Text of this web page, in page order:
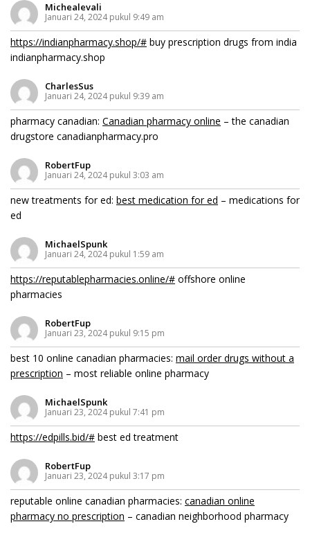
Michealevali
Januari 24, 2024 pukul 9:49 am
https://indianpharmacy.shop/# buy prescription drugs from india
indianpharmacy.shop
CharlesSus
Januari 24, 2024 pukul 9:39 am
pharmacy canadian: Canadian pharmacy online – the canadian
drugstore canadianpharmacy.pro
RobertFup
Januari 24, 2024 pukul 3:03 am
new treatments for ed: best medication for ed – medications for
ed
MichaelSpunk
Januari 24, 2024 pukul 1:59 am
https://reputablepharmacies.online/# offshore online
pharmacies
RobertFup
Januari 23, 2024 pukul 9:15 pm
best 10 online canadian pharmacies: mail order drugs without a
prescription – most reliable online pharmacy
MichaelSpunk
Januari 23, 2024 pukul 7:41 pm
https://edpills.bid/# best ed treatment
RobertFup
Januari 23, 2024 pukul 3:17 pm
reputable online canadian pharmacies: canadian online
pharmacy no prescription – canadian neighborhood pharmacy